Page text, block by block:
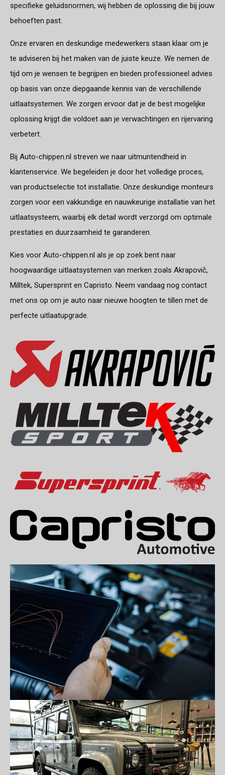
specifieke geluidsnormen, wij hebben de oplossing die bij jouw
behoeften past.
Onze ervaren en deskundige medewerkers staan klaar om je
te adviseren bij het maken van de juiste keuze. We nemen de
tijd om je wensen te begrijpen en bieden professioneel advies
op basis van onze diepgaande kennis van de verschillende
uitlaatsystemen. We zorgen ervoor dat je de best mogelijke
oplossing krijgt die voldoet aan je verwachtingen en rijervaring
verbetert.
Bij Auto-chippen.nl streven we naar uitmuntendheid in
klantenservice. We begeleiden je door het volledige proces,
van productselectie tot installatie. Onze deskundige monteurs
zorgen voor een vakkundige en nauwkeurige installatie van het
uitlaatsysteem, waarbij elk detail wordt verzorgd om optimale
prestaties en duurzaamheid te garanderen.
Kies voor Auto-chippen.nl als je op zoek bent naar
hoogwaardige uitlaatsystemen van merken zoals Akrapovič,
Milltek, Supersprint en Capristo. Neem vandaag nog contact
met ons op om je auto naar nieuwe hoogten te tillen met de
perfecte uitlaatupgrade.